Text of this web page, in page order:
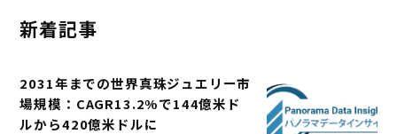
新着記事
2031年までの世界真珠ジュエリー市
場規模：CAGR13.2%で144億米ド
ルから420億米ドルに